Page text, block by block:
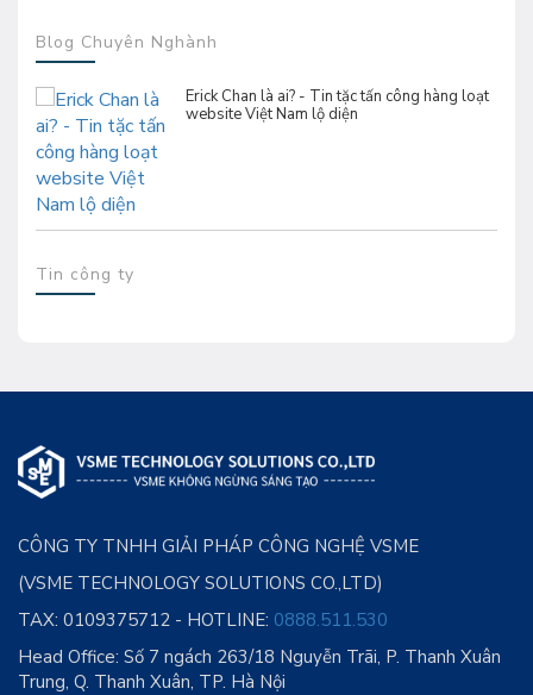
Blog Chuyên Nghành
Erick Chan là ai? - Tin tặc tấn công hàng loạt
website Việt Nam lộ diện
Tin công ty
CÔNG TY TNHH GIẢI PHÁP CÔNG NGHỆ VSME
(VSME TECHNOLOGY SOLUTIONS CO.,LTD)
TAX: 0109375712 - HOTLINE: 0888.511.530
Head Office: Số 7 ngách 263/18 Nguyễn Trãi, P. Thanh Xuân
Trung, Q. Thanh Xuân, TP. Hà Nội